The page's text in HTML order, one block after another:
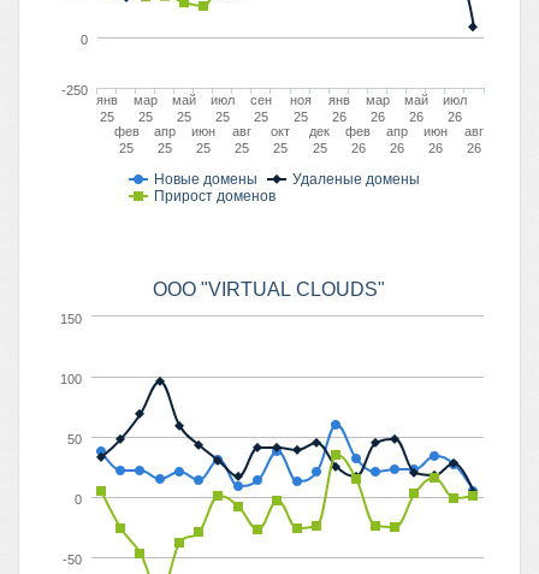
Новые домены
Удаленые домены
Прирост доменов
янв
25
фев
25
мар
25
апр
25
май
25
июн
25
июл
25
авг
25
сен
25
окт
25
ноя
25
дек
25
янв
26
фев
26
мар
26
апр
26
май
26
июн
26
июл
26
авг
26
-250
0
ООО "VIRTUAL CLOUDS"
-50
0
50
100
150